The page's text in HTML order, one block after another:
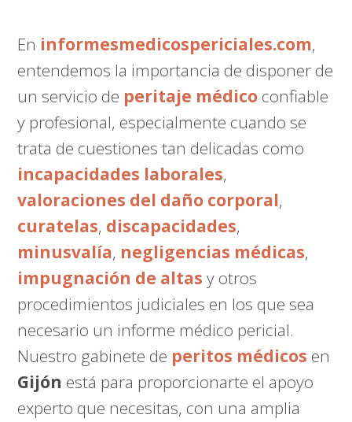
En informesmedicospericiales.com,
entendemos la importancia de disponer de
un servicio de peritaje médico confiable
y profesional, especialmente cuando se
trata de cuestiones tan delicadas como
incapacidades laborales,
valoraciones del daño corporal,
curatelas, discapacidades,
minusvalía, negligencias médicas,
impugnación de altas y otros
procedimientos judiciales en los que sea
necesario un informe médico pericial.
Nuestro gabinete de peritos médicos en
Gijón está para proporcionarte el apoyo
experto que necesitas, con una amplia